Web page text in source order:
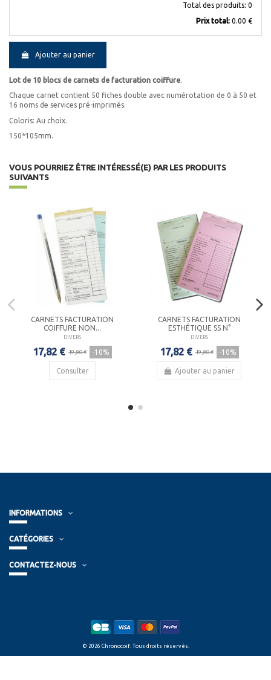
Total des produits: 0
Prix ​​total: 0.00 €
Ajouter au panier
Lot de 10 blocs de carnets de facturation coiffure.
Chaque carnet contient 50 fiches double avec numérotation de 0 à 50 et
16 noms de services pré-imprimés.
Coloris: Au choix.
150*105mm.
VOUS POURRIEZ ÊTRE INTÉRESSÉ(E) PAR LES PRODUITS
SUIVANTS
CARNETS FACTURATION
COIFFURE NON...
DIVERS
17,82 € 19,80 € -10%
Consulter
CARNETS FACTURATION
ESTHÉTIQUE SS N°
DIVERS
17,82 € 19,80 € -10%
Ajouter au panier
INFORMATIONS
CATÉGORIES
CONTACTEZ-NOUS
© 2026 Chronocoif. Tous droits réservés.